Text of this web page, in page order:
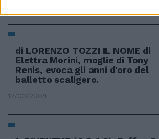
di LORENZO TOZZI IL NOME di
Elettra Morini, moglie di Tony
Renis, evoca gli anni d'oro del
balletto scaligero.
12/03/2004